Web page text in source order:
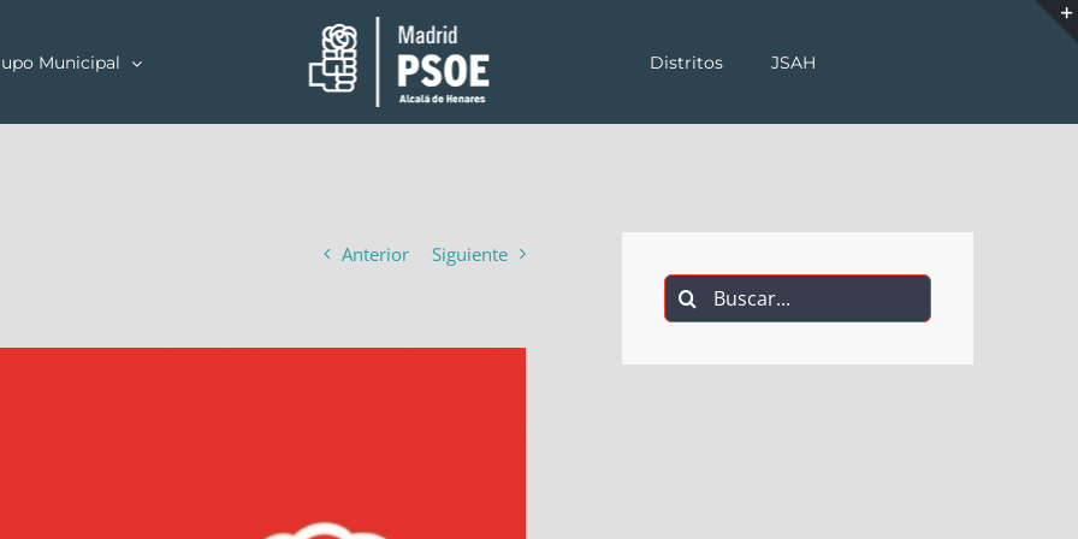
Municipal Distritos JSAH
Anterior Siguiente
Buscar: